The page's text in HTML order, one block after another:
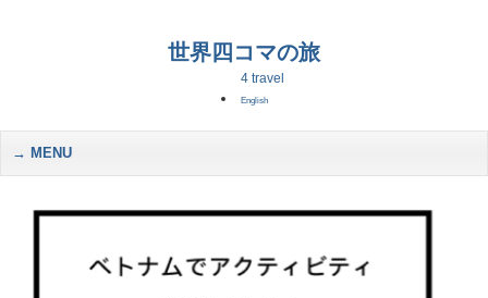
世界四コマの旅
4 travel
English
MENU